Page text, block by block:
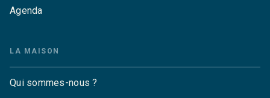
Agenda
LA MAISON
Qui sommes-nous ?